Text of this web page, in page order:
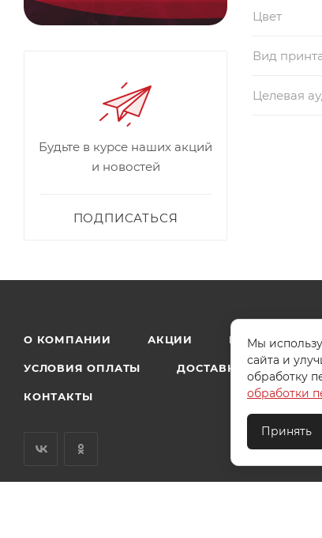
Цвет
Вид
Целевая
Будьте в курсе наших акций
и новостей
ПОДПИСАТЬСЯ
О КОМПАНИИ АКЦИИ КАК КУПИТЬ
УСЛОВИЯ ОПЛАТЫ ДОСТАВКА
КОНТАКТЫ
Мы
сайта и
обработку
обработки
Принять